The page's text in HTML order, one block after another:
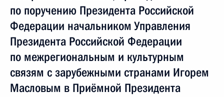
по поручению Президента Российской
Федерации начальником Управления
Президента Российской Федерации
по межрегиональным и культурным
связям с зарубежными странами Игорем
Масловым в Приёмной Президента